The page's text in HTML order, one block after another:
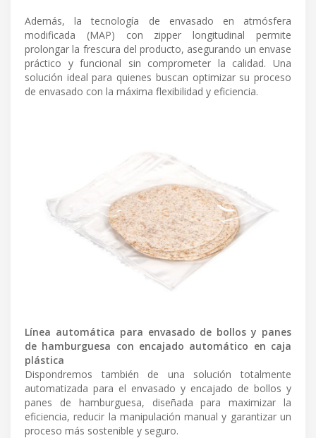
Además, la tecnología de envasado en atmósfera
modificada (MAP) con zipper longitudinal permite
prolongar la frescura del producto, asegurando un envase
práctico y funcional sin comprometer la calidad. Una
solución ideal para quienes buscan optimizar su proceso
de envasado con la máxima flexibilidad y eficiencia.
Línea automática para envasado de bollos y panes
de hamburguesa con encajado automático en caja
plástica
Dispondremos también de una solución totalmente
automatizada para el envasado y encajado de bollos y
panes de hamburguesa, diseñada para maximizar la
eficiencia, reducir la manipulación manual y garantizar un
proceso más sostenible y seguro.